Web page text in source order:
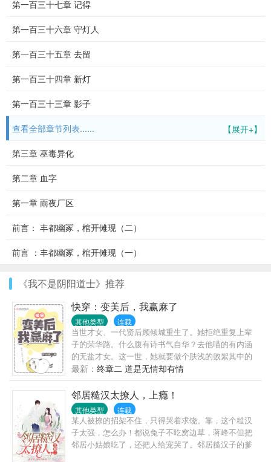
第一百三十七章 记得
第一百三十六章 守灯人
第一百三十五章 去留
第一百三十四章 新灯
第一百三十三章 影子
【展开+】
查看全部章节列表......
第三章 巫毒异化
第二章 血字
第一章 雨夜厂区
前言： 丰都幽冢，棺开傩现（二）
前言 ：丰都幽冢，棺开傩现（一）
《我不是阴阳道士》推荐
快穿：变美后，我赢麻了
其他类型 连载
当世才女、一代贤后顾倾城重生了。她拒绝重复上辈
子的荣华路。什么腹有诗书气自华？去他喵的有内涵
的无盐才女。这一世，她就要做个肤浅的败絮其中的
大、美、人！————————顾倾城：我美吗？智
商换的！顾倾城：我美吗？健康换的！顾倾城：我美
吗？人品换...
最新： 终章二 道是无情却有情
邻居糙汉太撩人，上瘾！
其他类型 连载
某人被撩的招架不住，只得哭着求饶。靠，这个糙汉
子太强，怎么办！都说兔子不吃窝边草，蒋峰不但把
邻居小姑娘吃了，还把人给宠哭了。邻居糙汉子的爹